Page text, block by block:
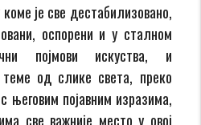
је све дестабилизовано,
оспорени и у сталном
појмови искуства, и
од слике света, преко
његовим појавним изразима,
све важније место у овој